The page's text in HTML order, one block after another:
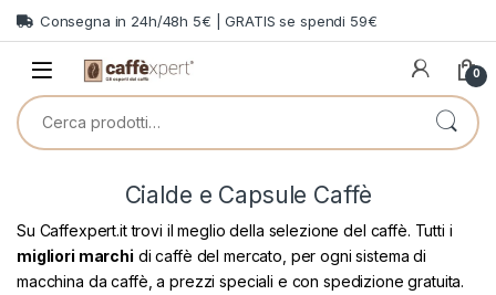
Skip to navigation
Skip to content
Consegna in 24h/48h 5€ | GRATIS se spendi 59€
0
Cerca:
Cialde e Capsule Caffè
Su Caffexpert.it trovi il meglio della selezione del caffè. Tutti i
migliori marchi di caffè del mercato, per ogni sistema di
macchina da caffè, a prezzi speciali e con spedizione gratuita.